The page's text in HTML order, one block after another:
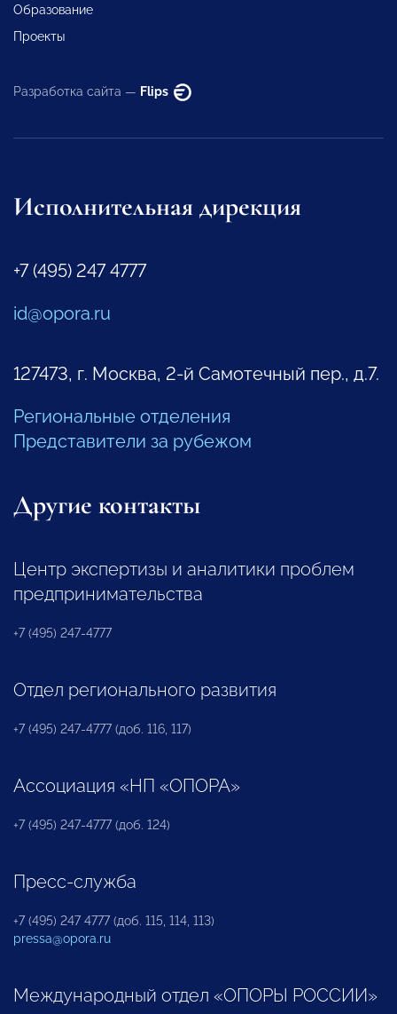
Образование
Проекты
Разработка сайта — Flips
Исполнительная дирекция
+7 (495) 247 4777
id@opora.ru
127473, г. Москва, 2-й Самотечный пер., д.7.
Региональные отделения
Представители за рубежом
Другие контакты
Центр экспертизы и аналитики проблем
предпринимательства
+7 (495) 247-4777
Отдел регионального развития
+7 (495) 247-4777 (доб. 116, 117)
Ассоциация «НП «ОПОРА»
+7 (495) 247-4777 (доб. 124)
Пресс-служба
+7 (495) 247 4777 (доб. 115, 114, 113)
pressa@opora.ru
Международный отдел «ОПОРЫ РОССИИ»